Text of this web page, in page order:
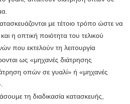
με τέτοιο τρόπο ώστε να
η οπτική ποιότητα του τελικού
που εκτελούν τη λειτουργία
ως «μηχανές διάτρησης
οπών σε γυαλί» ή «μηχανές
τη διαδικασία κατασκευής,